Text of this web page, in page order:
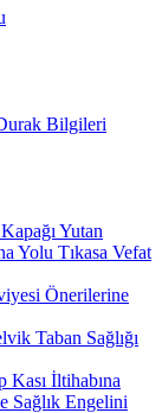
Bilgileri
Yutan
Yolu Tıkasa Vefat
Önerilerine
Taban Sağlığı
İltihabına
Sağlık Engelini